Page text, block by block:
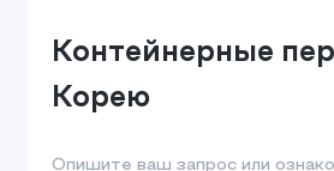
Контейнерные
Корею
Опишите ваш запрос или